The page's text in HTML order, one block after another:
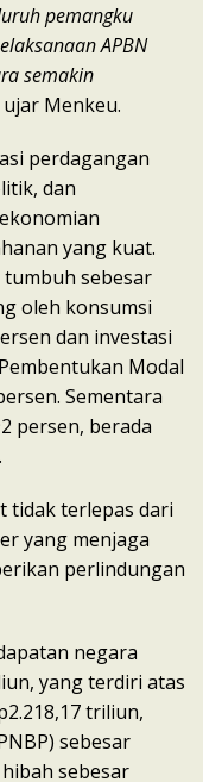
pemangku
APBN
semakin
ujar Menkeu.
perdagangan
dan
yang kuat.
tumbuh sebesar
oleh konsumsi
dan investasi
Modal
Sementara
persen, berada
tidak terlepas dari
yang menjaga
perlindungan
negara
yang terdiri atas
triliun,
sebesar
sebesar